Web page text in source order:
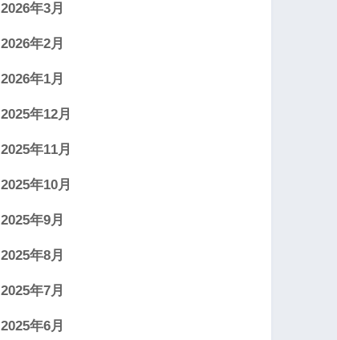
2026年3月
2026年2月
2026年1月
2025年12月
2025年11月
2025年10月
2025年9月
2025年8月
2025年7月
2025年6月